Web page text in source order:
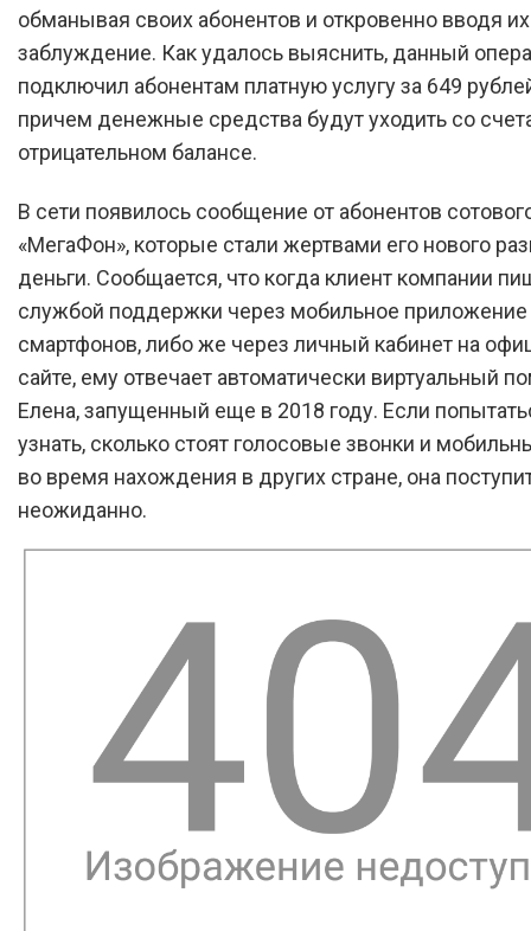
обманывая своих абонентов и откровенно вводя
заблуждение. Как удалось выяснить, данный
подключил абонентам платную услугу за 649
причем денежные средства будут уходить со
отрицательном балансе.
В сети появилось сообщение от абонентов
«МегаФон», которые стали жертвами его нового
деньги. Сообщается, что когда клиент компании
службой поддержки через мобильное
смартфонов, либо же через личный кабинет на
сайте, ему отвечает автоматически виртуальный
Елена, запущенный еще в 2018 году. Если
узнать, сколько стоят голосовые звонки и
во время нахождения в других стране, она
неожиданно.